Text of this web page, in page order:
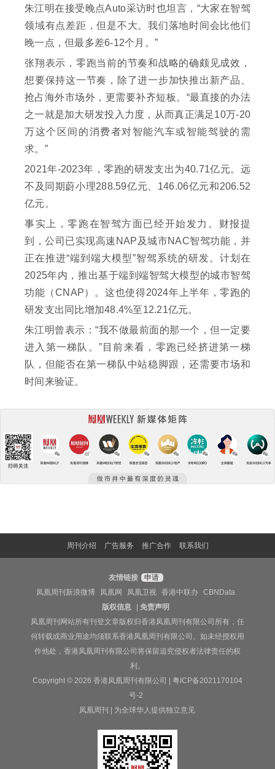
朱江明在接受晚点Auto采访时也坦言，“大家在智驾
领域有点差距，但是不大。我们落地时间会比他们
晚一点，但最多差6-12个月。”
张翔表示，零跑当前的节奏和战略的确颇见成效，
想要保持这一节奏，除了进一步加快推出新产品、
抢占海外市场外，更需要补齐短板。“最直接的办法
之一就是加大研发投入力度，从而真正满足10万-20
万这个区间的消费者对智能汽车或智能驾驶的需
求。”
2021年-2023年，零跑的研发支出为40.71亿元。远
不及同期蔚小理288.59亿元、146.06亿元和206.52
亿元。
事实上，零跑在智驾方面已经开始发力。财报提
到，公司已实现高速NAP及城市NAC智驾功能，并
正在推进“端到端大模型”智驾系统的研发。计划在
2025年内，推出基于端到端智驾大模型的城市智驾
功能（CNAP）。这也使得2024年上半年，零跑的
研发支出同比增加48.4%至12.21亿元。
朱江明曾表示：“我不做最前面的那一个，但一定要
进入第一梯队。”目前来看，零跑已经挤进第一梯
队，但能否在第一梯队中站稳脚跟，还需要市场和
时间来验证。
周刊介绍 广告服务 推广合作 联系我们
友情链接
申请
凤凰周刊新浪微博
凤凰网 凤凰卫视 香港中联办
CBNData
版权信息
|免责声明
凤凰周刊网站所有刊登文章版权归香港凤凰周刊有限公司所有，任
何转载或商业用途均须联系香港凤凰周刊有限公司。如未经授权用
作他处，香港凤凰周刊有限公司将保留追究侵权者法律责任的权
利。
Copyright © 2026 香港凤凰周刊有限公司 | 粤ICP备2021170104
号-2
凤凰周刊 | 为全球华人提供独立意见